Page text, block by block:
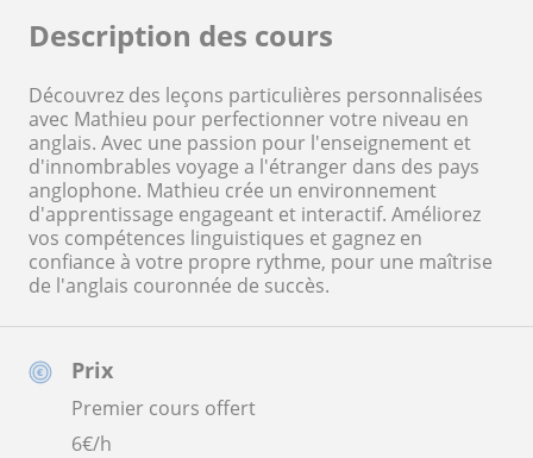
Prix
Premier cours offert
6€/h
Description des cours
Découvrez des leçons particulières personnalisées
avec Mathieu pour perfectionner votre niveau en
anglais. Avec une passion pour l'enseignement et
d'innombrables voyage a l'étranger dans des pays
anglophone. Mathieu crée un environnement
d'apprentissage engageant et interactif. Améliorez
vos compétences linguistiques et gagnez en
confiance à votre propre rythme, pour une maîtrise
de l'anglais couronnée de succès.